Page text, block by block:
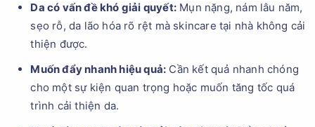
Da có vấn đề khó giải quyết: Mụn nặng, nám lâu năm,
sẹo rỗ, da lão hóa rõ rệt mà skincare tại nhà không cải
thiện được.
Muốn đẩy nhanh hiệu quả: Cần kết quả nhanh chóng
cho một sự kiện quan trọng hoặc muốn tăng tốc quá
trình cải thiện da.